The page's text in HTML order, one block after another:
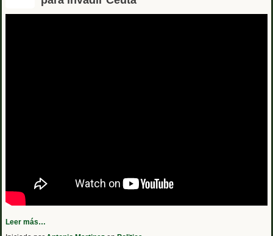
Leer más…